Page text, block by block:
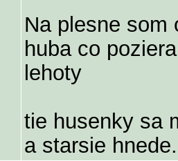
Na plesne som
huba co
lehoty
tie husenky sa
a starsie